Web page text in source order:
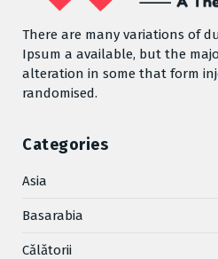
There are many variations of
Ipsum a available, but the
alteration in some that form
randomised.
Categories
Asia
Basarabia
Cǎlǎtorii